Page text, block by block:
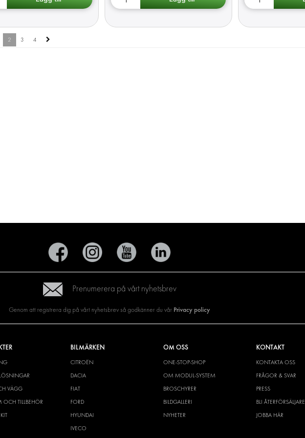
2 3 4
Prenumerera på vårt nyhetsbrev
Genom att registrera dig på vårt nyhetsbrev så godkänner du vår Privacy policy
VÄGG
OCH TILLBEHÖR
BILMÄRKEN
CITROËN
DACIA
FIAT
FORD
HYUNDAI
IVECO
OM OSS
ONE-STOP-SHOP
OM MODUL-SYSTEM
BROSCHYRER
BILDGALLERI
NYHETER
KONTAKT
KONTAKTA OSS
FRÅGOR & SVAR
PRESS
BLI ÅTERFÖRSÄLJARE
JOBBA HÄR